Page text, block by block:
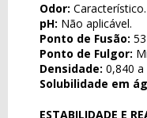
Odor: Característico.
pH: Não aplicável.
Ponto de Fusão:
Ponto de Fulgor:
Densidade: 0,840 a
Solubilidade em
ESTABILIDADE E